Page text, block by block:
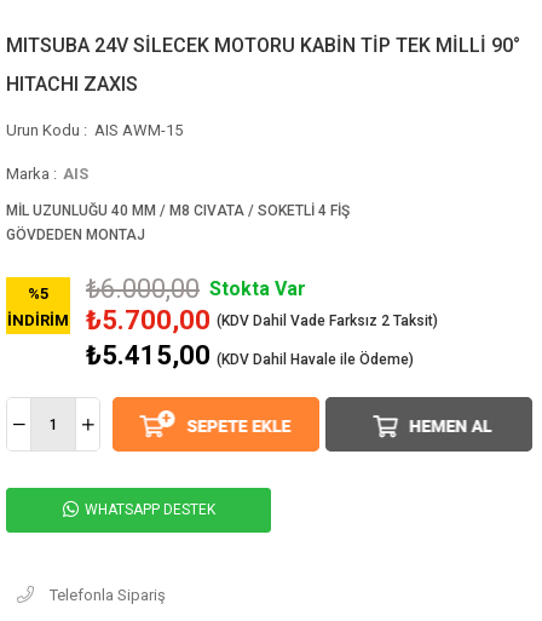
MITSUBA 24V SİLECEK MOTORU KABİN TİP TEK MİLLİ 90°
HITACHI ZAXIS
AIS AWM-15
Marka : AIS
MİL UZUNLUĞU 40 MM / M8 CIVATA / SOKETLİ 4 FİŞ
GÖVDEDEN MONTAJ
%5
İNDIRIM
₺6.000,00 Stokta Var
₺5.700,00
₺5.415,00 (KDV Dahil Havale ile Ödeme)
WHATSAPP DESTEK
Telefonla Sipariş